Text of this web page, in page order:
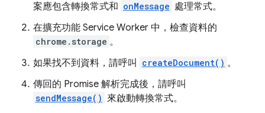
案應包含轉換常式和 onMessage 處理常式。
在擴充功能 Service Worker 中，檢查資料的
chrome.storage 。
如果找不到資料，請呼叫
createDocument() 。
傳回的 Promise 解析完成後，請呼叫
sendMessage() 來啟動轉換常式。